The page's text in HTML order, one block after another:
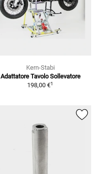
Kern-Stabi
Adattatore Tavolo Sollevatore
198,00 €1